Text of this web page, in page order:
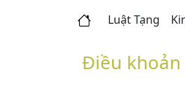
Luật Tạng
Điều